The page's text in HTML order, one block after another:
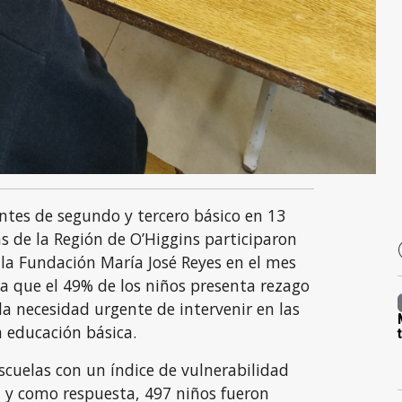
de segundo y tercero básico en 13
de la Región de O’Higgins participaron
Fundación María José Reyes en el mes
que el 49% de los niños presenta rezago
necesidad urgente de intervenir en las
básica.
con un índice de vulnerabilidad
como respuesta, 497 niños fueron